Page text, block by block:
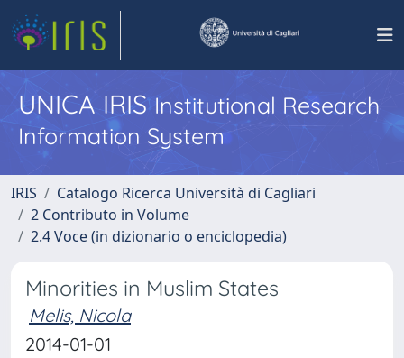
UNICA IRISInstitutional Research
Information System
IRIS
Catalogo Ricerca Università di Cagliari
2 Contributo in Volume
2.4 Voce (in dizionario o enciclopedia)
Minorities in Muslim States
Melis, Nicola
2014-01-01